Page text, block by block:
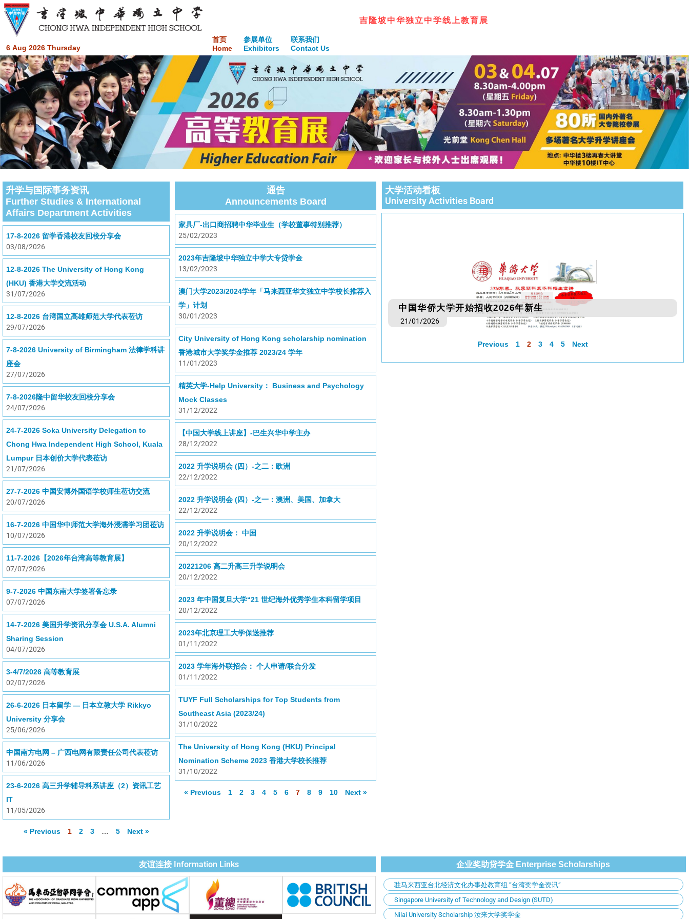
6 Aug 2026 Thursday
吉 隆坡中华独立中学线上教育展
首页
Home
参展单位
Exhibitors
联系我们
Contact Us
升学与国际事务资讯
Further Studies & International
Affairs Department Activities
17-8-2026 留学香港校友回校分享会
03/08/2026
12-8-2026 The University of Hong Kong
(HKU) 香港大学交流活动
31/07/2026
12-8-2026 台湾国立高雄师范大学代表莅访
29/07/2026
7-8-2026 University of Birmingham 法律学科讲
座会
27/07/2026
7-8-2026隆中留华校友回校分享会
24/07/2026
24-7-2026 Soka University Delegation to
Chong Hwa Independent High School, Kuala
Lumpur 日本创价大学代表莅访
21/07/2026
27-7-2026 中国安博外国语学校师生莅访交流
20/07/2026
16-7-2026 中国华中师范大学海外浸濡学习团莅访
10/07/2026
11-7-2026【2026年台湾高等教育展】
07/07/2026
9-7-2026 中国东南大学签署备忘录
07/07/2026
14-7-2026 美国升学资讯分享会 U.S.A. Alumni
Sharing Session
04/07/2026
3-4/7/2026 高等教育展
02/07/2026
26-6-2026 日本留学 — 日本立教大学 Rikkyo
University 分享会
25/06/2026
中国南方电网 – 广西电网有限责任公司代表莅访
11/06/2026
23-6-2026 高三升学辅导科系讲座（2）资讯工艺
IT
11/05/2026
« Previous 1 2 3 … 5 Next »
通告
Announcements Board
家具厂-出口商招聘中华毕业生（学校董事特别推荐）
25/02/2023
2023年吉隆坡中华独立中学大专贷学金
13/02/2023
澳门大学2023/2024学年「马来西亚华文独立中学校长推荐入
学」计划
30/01/2023
City University of Hong Kong scholarship nomination
香港城市大学奖学金推荐 2023/24 学年
11/01/2023
精英大学-Help University： Business and Psychology
Mock Classes
31/12/2022
【中国大学线上讲座】-巴生兴华中学主办
28/12/2022
2022 升学说明会 (四）-之二：欧洲
22/12/2022
2022 升学说明会 (四）-之一：澳洲、美国、加拿大
22/12/2022
2022 升学说明会： 中国
20/12/2022
20221206 高二升高三升学说明会
20/12/2022
2023 年中国复旦大学“21 世纪海外优秀学生本科留学项目
20/12/2022
2023年北京理工大学保送推荐
01/11/2022
2023 学年海外联招会： 个人申请/联合分发
01/11/2022
TUYF Full Scholarships for Top Students from
Southeast Asia (2023/24)
31/10/2022
The University of Hong Kong (HKU) Principal
Nomination Scheme 2023 香港大学校长推荐
31/10/2022
« Previous 1 2 3 4 5 6 7 8 9 10 Next »
大学活动看板
University Activities Board
中国华侨大学开始招收2026年新生
21/01/2026
Previous 1 2 3 4 5 Next
友谊连接 Information Links 企业奖助贷学金 Enterprise Scholarships
驻马来西亚台北经济文化办事处教育组 “台湾奖学金资讯”
Singapore University of Technology and Design (SUTD)
Nilai University Scholarship 汝来大学奖学金